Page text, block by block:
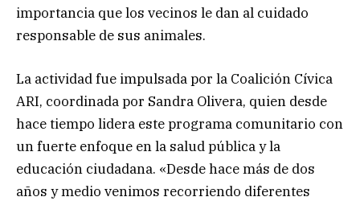
importancia que los vecinos le dan al cuidado
responsable de sus animales.
La actividad fue impulsada por la Coalición Cívica
ARI, coordinada por Sandra Olivera, quien desde
hace tiempo lidera este programa comunitario con
un fuerte enfoque en la salud pública y la
educación ciudadana. «Desde hace más de dos
años y medio venimos recorriendo diferentes